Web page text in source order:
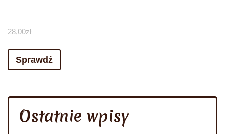
28,00zł
Sprawdź
Ostatnie wpisy